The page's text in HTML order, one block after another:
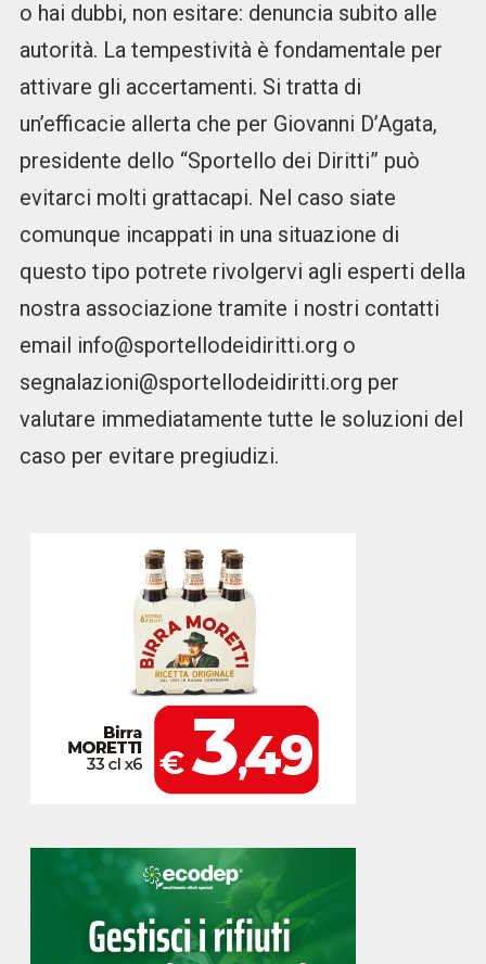
o hai dubbi, non esitare: denuncia subito alle
autorità. La tempestività è fondamentale per
attivare gli accertamenti. Si tratta di
un’efficacie allerta che per Giovanni D’Agata,
presidente dello “Sportello dei Diritti” può
evitarci molti grattacapi. Nel caso siate
comunque incappati in una situazione di
questo tipo potrete rivolgervi agli esperti della
nostra associazione tramite i nostri contatti
email info@sportellodeidiritti.org o
segnalazioni@sportellodeidiritti.org per
valutare immediatamente tutte le soluzioni del
caso per evitare pregiudizi.